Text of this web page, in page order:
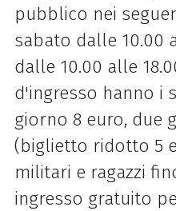
pubblico nei
sabato dalle 10.00
dalle 10.00 alle
d'ingresso hanno i
giorno 8 euro, due
(biglietto ridotto 5
militari e ragazzi
ingresso gratuito